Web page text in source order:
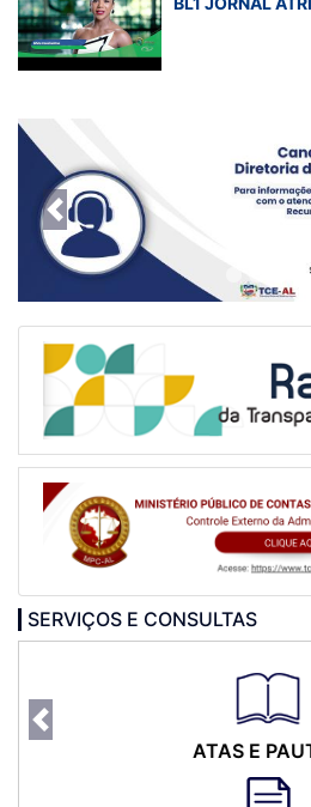
Previous
SERVIÇOS E CONSULTAS
ATAS E
Previous